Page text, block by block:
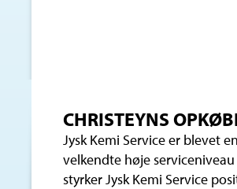
CHRISTEYNS
Jysk Kemi Service er blevet
velkendte høje
styrker Jysk Kemi Service